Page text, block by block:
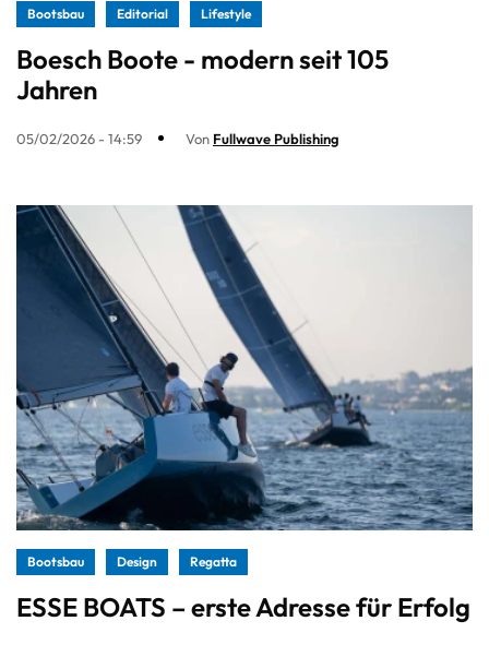
Bootsbau Editorial Lifestyle
Boesch Boote - modern seit 105
Jahren
05/02/2026 - 14:59 Von Fullwave Publishing
Bootsbau Design Regatta
ESSE BOATS – erste Adresse für Erfolg